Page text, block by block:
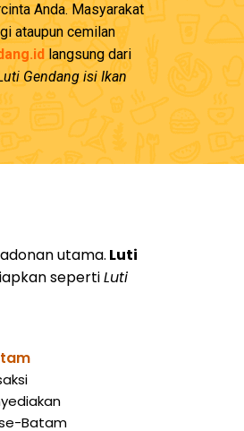
Anda. Masyarakat
ataupun cemilan
langsung dari
Gendang isi Ikan
utama. Luti
sepertiLuti
Batam